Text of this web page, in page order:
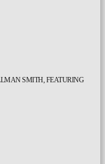
SMITH, FEATURING